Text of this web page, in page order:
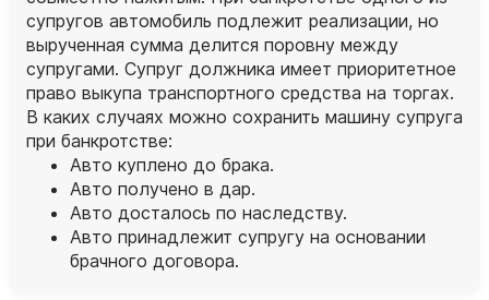
супругов автомобиль подлежит реализации, но
вырученная сумма делится поровну между
супругами. Супруг должника имеет приоритетное
право выкупа транспортного средства на торгах.
В каких случаях можно сохранить машину супруга
при банкротстве:
Авто куплено до брака.
Авто получено в дар.
Авто досталось по наследству.
Авто принадлежит супругу на основании
брачного договора.